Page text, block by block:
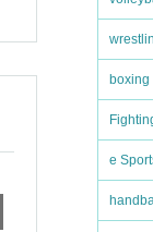
boxing
e